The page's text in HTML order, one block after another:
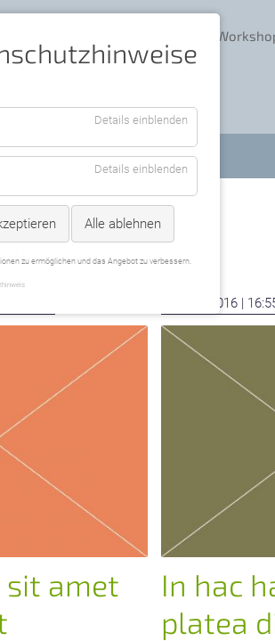
sit amet
Juni 19, 2016 |
In hac
platea
Details einblenden
Details einblenden
Alle ablehnen
zu ermöglichen und das Angebot zu verbessern.